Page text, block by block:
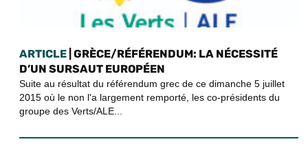
ARTICLE | GRÈCE/RÉFÉRENDUM: LA NÉCESSITÉ
D’UN SURSAUT EUROPÉEN
Suite au résultat du référendum grec de ce dimanche 5 juillet
2015 où le non l'a largement remporté, les co-présidents du
groupe des Verts/ALE...